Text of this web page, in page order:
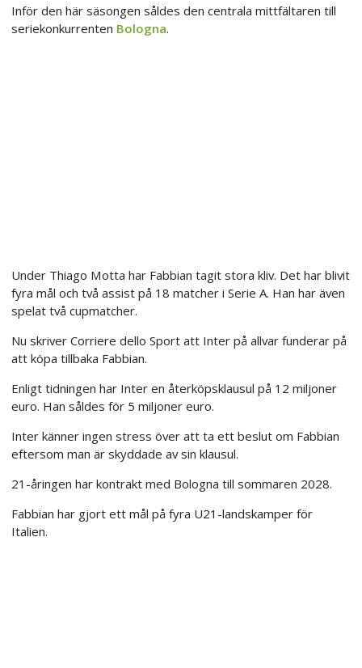
Inför den här säsongen såldes den centrala mittfältaren till
seriekonkurrenten Bologna.
Under Thiago Motta har Fabbian tagit stora kliv. Det har blivit
fyra mål och två assist på 18 matcher i Serie A. Han har även
spelat två cupmatcher.
Nu skriver Corriere dello Sport att Inter på allvar funderar på
att köpa tillbaka Fabbian.
Enligt tidningen har Inter en återköpsklausul på 12 miljoner
euro. Han såldes för 5 miljoner euro.
Inter känner ingen stress över att ta ett beslut om Fabbian
eftersom man är skyddade av sin klausul.
21-åringen har kontrakt med Bologna till sommaren 2028.
Fabbian har gjort ett mål på fyra U21-landskamper för
Italien.